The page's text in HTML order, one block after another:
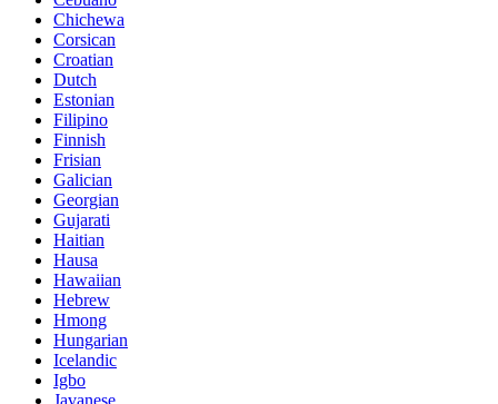
Chichewa
Corsican
Croatian
Dutch
Estonian
Filipino
Finnish
Frisian
Galician
Georgian
Gujarati
Haitian
Hausa
Hawaiian
Hebrew
Hmong
Hungarian
Icelandic
Igbo
Javanese